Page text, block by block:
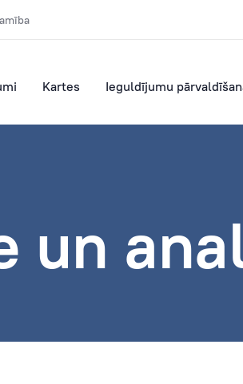
Kartes Ieguldījumu
un